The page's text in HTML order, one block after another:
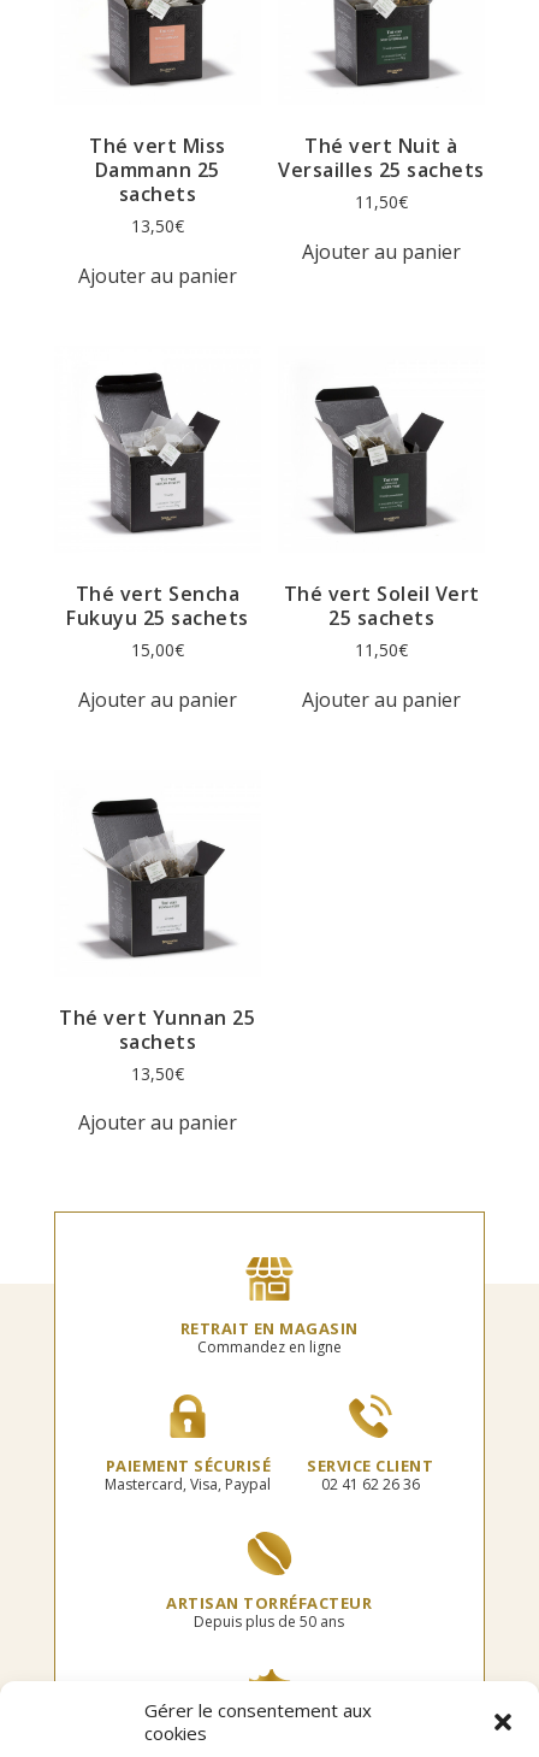
Gérer le consentement aux
cookies
Thé vert Miss
Dammann 25
sachets
13,50€
Ajouter au panier
Thé vert Nuit à
Versailles 25 sachets
11,50€
Ajouter au panier
Thé vert Sencha
Fukuyu 25 sachets
15,00€
Ajouter au panier
Thé vert Soleil Vert
25 sachets
11,50€
Ajouter au panier
Thé vert Yunnan 25
sachets
13,50€
Ajouter au panier
RETRAIT EN MAGASIN
Commandez en ligne
PAIEMENT SÉCURISÉ
Mastercard, Visa, Paypal
SERVICE CLIENT
02 41 62 26 36
ARTISAN TORRÉFACTEUR
Depuis plus de 50 ans
TORRÉFIÉ EN FRANCE